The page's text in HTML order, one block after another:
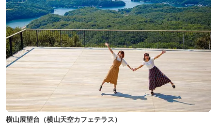
横山展望台（横山天空カフェテラス）